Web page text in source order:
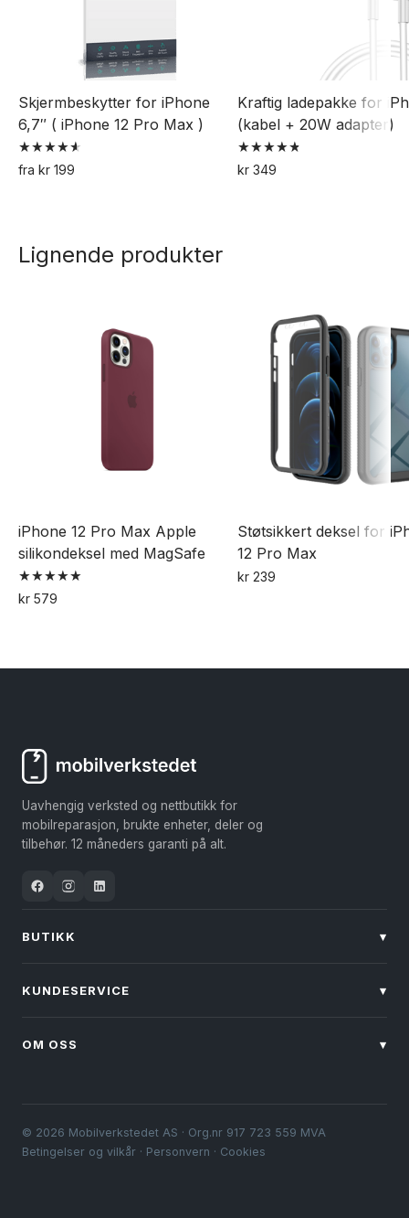
Skjermbeskytter for iPhone
6,7″ ( iPhone 12 Pro Max )
Vurdert
4.63
fra kr 199
flere
Kraftig ladepakke for
(kabel + 20W adapter)
Vurdert
4.82
kr349
Lignende produkter
iPhone 12 Pro Max Apple
silikondeksel med MagSafe
Vurdert
5.00
kr 579
har
kan
produktsiden
Støtsikkert deksel for
12 Pro Max
kr239
Uavhengig verksted og nettbutikk for
mobilreparasjon, brukte enheter, deler og
tilbehør. 12 måneders garanti på alt.
BUTIKK ▾
KUNDESERVICE ▾
OM OSS ▾
© 2026 Mobilverkstedet AS · Org.nr 917 723 559 MVA
Betingelser og vilkår · Personvern · Cookies